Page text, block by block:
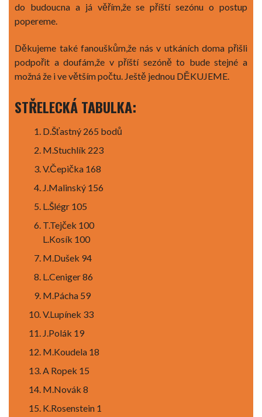
do budoucna a já věřím,že se příští sezónu o postup
popereme.
Děkujeme také fanouškům,že nás v utkáních doma přišli
podpořit a doufám,že v příští sezóně to bude stejné a
možná že i ve větším počtu. Ještě jednou DĚKUJEME.
STŘELECKÁ TABULKA:
D.Šťastný 265 bodů
M.Stuchlík 223
V.Čepička 168
J.Malinský 156
L.Šlégr 105
T.Tejček 100
L.Kosík 100
M.Dušek 94
L.Ceniger 86
M.Pácha 59
V.Lupínek 33
J.Polák 19
M.Koudela 18
A Ropek 15
M.Novák 8
K.Rosenstein 1